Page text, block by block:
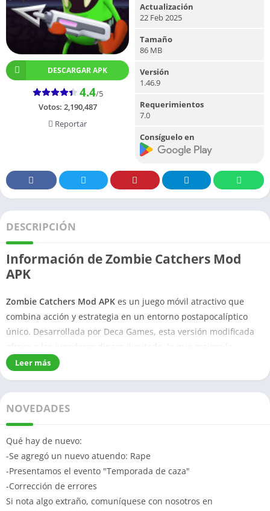
DESCARGAR APK
4.4/5
Votos: 2,190,487
Reportar
Actualización
22 Feb 2025
Tamaño
86 MB
Versión
1.46.9
Requerimientos
7.0
Consíguelo en
DESCRIPCIÓN
Información de Zombie Catchers Mod
APK
Zombie Catchers Mod APK es un juego móvil atractivo que
combina acción y estrategia en un entorno postapocalíptico
único. Desarrollada por Deca Games, esta versión modificada
ofrece a los jugadores dinero ilimitado, lo que mejora la
experiencia de juego. Los jugadores asumen el papel de
cazadores de zombis encargados de capturar zombis sin
causarles daño. Los zombis capturados pueden transformarse
en varios productos consumibles, como bebidas y postres, que
se venden a clientes desprevenidos.
Descargar Zombie Monsters 3 Mod APK
Descargar Johnny Trigger Mod APK
Características de Zombie Catchers Mod
Leer más
NOVEDADES
Qué hay de nuevo:
-Se agregó un nuevo atuendo: Rape
-Presentamos el evento "Temporada de caza"
-Corrección de errores
Si nota algo extraño, comuníquese con nosotros en